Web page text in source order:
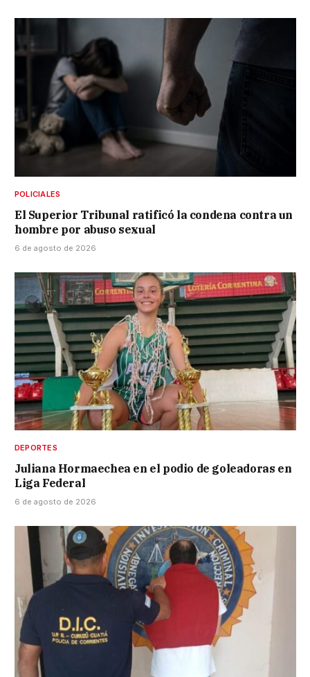
POLICIALES
El Superior Tribunal ratificó la condena contra un
hombre por abuso sexual
6 de agosto de 2026
DEPORTES
Juliana Hormaechea en el podio de goleadoras en
Liga Federal
6 de agosto de 2026